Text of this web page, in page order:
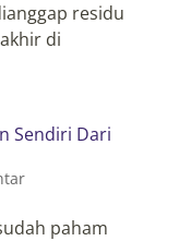
residu
di
Sendiri Dari
paham